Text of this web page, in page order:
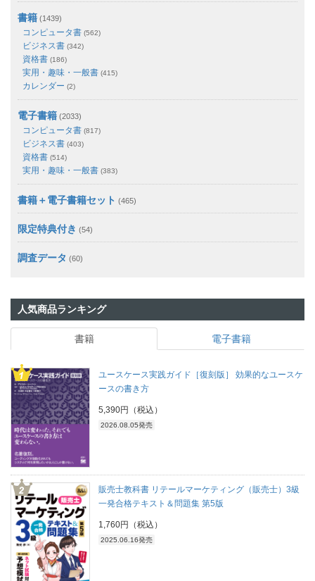
書籍 (1439)
コンピュータ書 (562)
ビジネス書 (342)
資格書 (186)
実用・趣味・一般書 (415)
カレンダー (2)
電子書籍 (2033)
コンピュータ書 (817)
ビジネス書 (403)
資格書 (514)
実用・趣味・一般書 (383)
書籍＋電子書籍セット (465)
限定特典付き (54)
調査データ (60)
人気商品ランキング
書籍 電子書籍
ユースケース実践ガイド［復刻版］ 効果的なユースケ
ースの書き方
5,390円（税込）
2026.08.05発売
販売士教科書 リテールマーケティング（販売士）3級
一発合格テキスト＆問題集 第5版
1,760円（税込）
2025.06.16発売